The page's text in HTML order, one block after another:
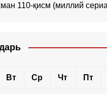
110-қисм (миллий
Вт Ср Чт Пт